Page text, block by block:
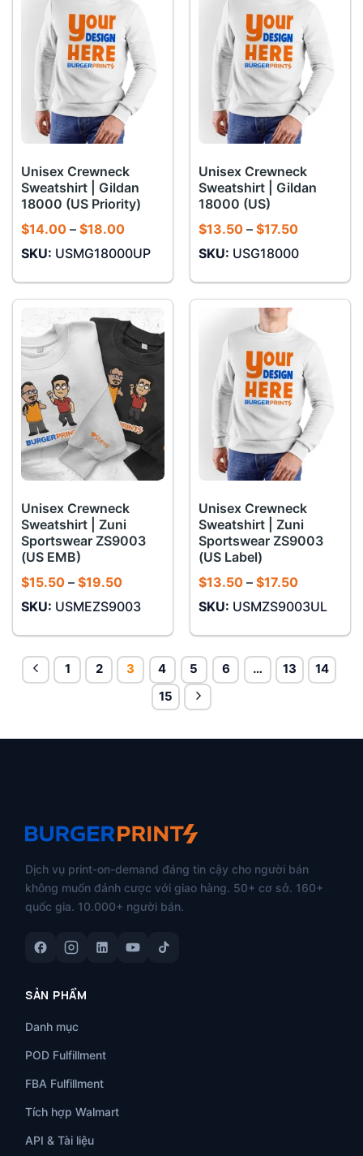
Unisex Crewneck
Sweatshirt | Gildan
18000 (US Priority)
$14.00 – $18.00Khoảng
từ
đến
SKU: USMG18000UP
Unisex Crewneck
Sweatshirt | Gildan
18000 (US)
$13.50 – $17.50Khoảng
từ
đến
SKU: USG18000
Unisex Crewneck
Sweatshirt | Zuni
Sportswear ZS9003
(US EMB)
$15.50 – $19.50Khoảng
từ
đến
SKU: USMEZS9003
Unisex Crewneck
Sweatshirt | Zuni
Sportswear ZS9003
(US Label)
$13.50 – $17.50Khoảng
từ
đến
SKU: USMZS9003UL
1 2 3 4 5 6 … 13
14
15
Dịch vụ print-on-demand đáng tin cậy cho người bán
không muốn đánh cược với giao hàng. 50+ cơ sở. 160+
quốc gia. 10.000+ người bán.
SẢN PHẨM
Danh mục
POD Fulfillment
FBA Fulfillment
Tích hợp Walmart
API & Tài liệu